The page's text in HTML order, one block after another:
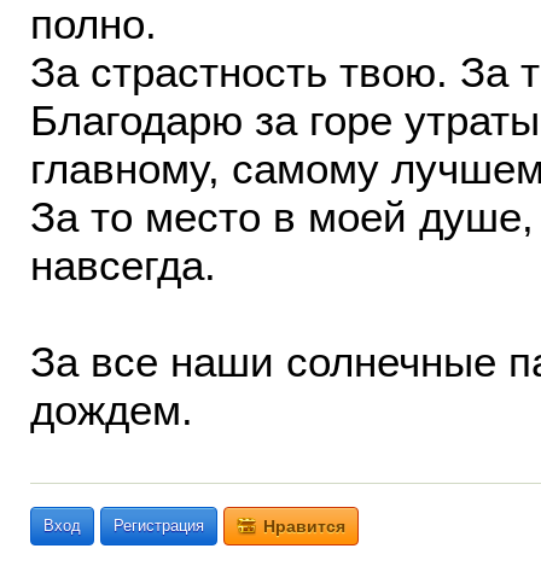
полно.
За страстность твою. За
Благодарю за горе
главному, самому
За то место в моей душе,
навсегда.
За все наши солнечные
дождем.
Вход Регистрация Нравится